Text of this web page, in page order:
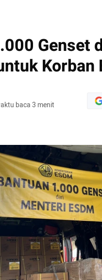
Genset
baca 3 menit